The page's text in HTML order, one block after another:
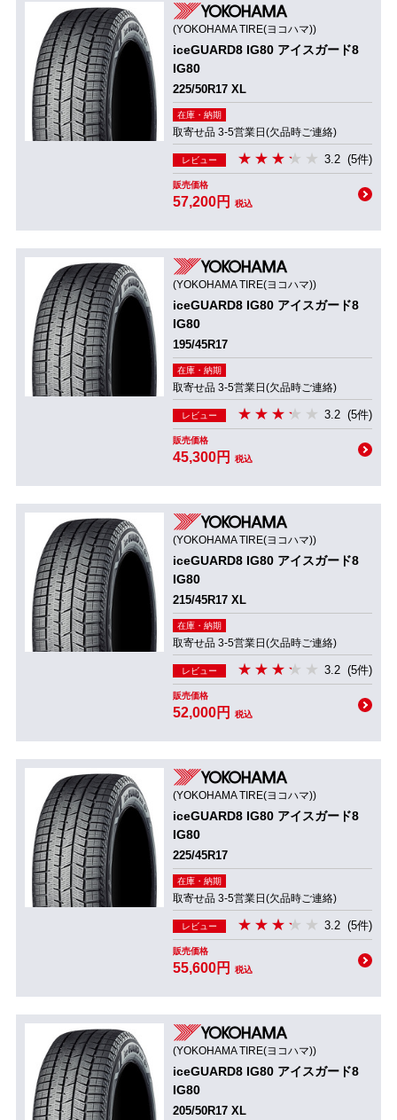
(YOKOHAMA TIRE(ヨコハマ))
iceGUARD8 IG80 アイスガード8
IG80
225/50R17 XL
在庫・納期
取寄せ品 3-5営業日(欠品時ご連絡)
レビュー 3.2 (5件)
販売価格
57,200円 税込
(YOKOHAMA TIRE(ヨコハマ))
iceGUARD8 IG80 アイスガード8
IG80
195/45R17
在庫・納期
取寄せ品 3-5営業日(欠品時ご連絡)
レビュー 3.2 (5件)
販売価格
45,300円 税込
(YOKOHAMA TIRE(ヨコハマ))
iceGUARD8 IG80 アイスガード8
IG80
215/45R17 XL
在庫・納期
取寄せ品 3-5営業日(欠品時ご連絡)
レビュー 3.2 (5件)
販売価格
52,000円 税込
(YOKOHAMA TIRE(ヨコハマ))
iceGUARD8 IG80 アイスガード8
IG80
225/45R17
在庫・納期
取寄せ品 3-5営業日(欠品時ご連絡)
レビュー 3.2 (5件)
販売価格
55,600円 税込
(YOKOHAMA TIRE(ヨコハマ))
iceGUARD8 IG80 アイスガード8
IG80
205/50R17 XL